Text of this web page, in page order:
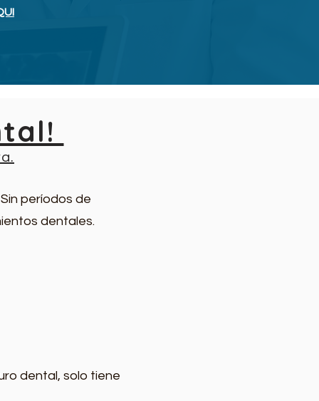
períodos de
dentales.
dental, solo tiene